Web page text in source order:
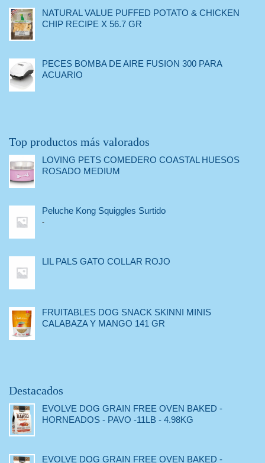
NATURAL VALUE PUFFED POTATO & CHICKEN
CHIP RECIPE X 56.7 GR
PECES BOMBA DE AIRE FUSION 300 PARA
ACUARIO
Top productos más valorados
LOVING PETS COMEDERO COASTAL HUESOS
ROSADO MEDIUM
Peluche Kong Squiggles Surtido
-
LIL PALS GATO COLLAR ROJO
FRUITABLES DOG SNACK SKINNI MINIS
CALABAZA Y MANGO 141 GR
Destacados
EVOLVE DOG GRAIN FREE OVEN BAKED -
HORNEADOS - PAVO -11LB - 4.98KG
EVOLVE DOG GRAIN FREE OVEN BAKED -